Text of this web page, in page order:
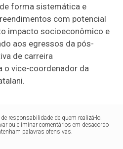
forma sistemática e
com potencial
impacto socioeconômico e
aos egressos da pós-
de carreira
o vice-coordenador da
responsabilidade de quem realizá-lo.
ou eliminar comentários em desacordo
palavras ofensivas.